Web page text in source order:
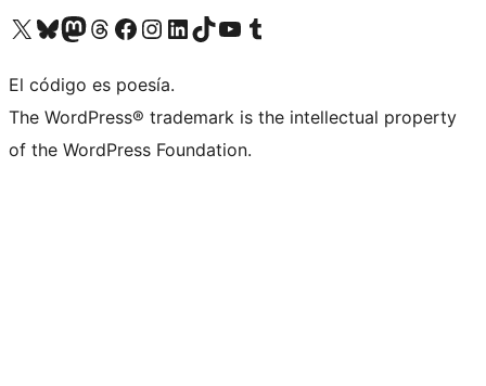
Visita nuestra cuenta de X (anteriormente Twitter)
Visit our Bluesky account
Visit our Mastodon account
Visit our Threads account
Visita nuestra página de Facebook
Visita nuestra cuenta de Instagram
Visita nuestra cuenta de LinkedIn
Visit our TikTok account
Visita nuestro canal de YouTube
Visit our Tumblr account
El código es poesía.
The WordPress® trademark is the intellectual property
of the WordPress Foundation.